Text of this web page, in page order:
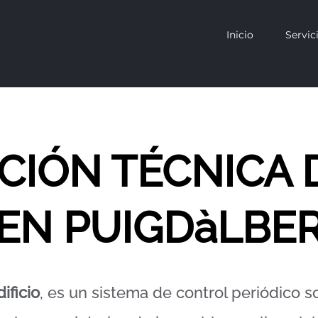
Inicio
TÉCNICA
, es un sistema de control periódico